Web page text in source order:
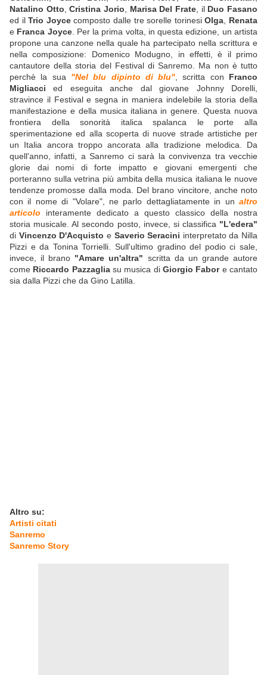
Natalino Otto ,Cristina Jorio Marisa Del Frate , il Duo Fasano
ed ilTrio Joycecomposto dalle tre sorelle torinesiOlga
Renata
e Franca Joyce. Per la prima volta, in questa edizione, un artista
propone una canzone nella quale ha partecipato nella scrittura e
nella composizione: Domenico Modugno, in effetti, è il primo
cantautore della storia del Festival di Sanremo. Ma non è tutto
perchè la sua "Nel blu dipinto di blu" , scritta con Franco
Migliacci ed eseguita anche dal giovane Johnny Dorelli,
stravince il Festival e segna in maniera indelebile la storia della
manifestazione e della musica italiana in genere. Questa nuova
frontiera della sonorità italica spalanca le porte alla
sperimentazione ed alla scoperta di nuove strade artistiche per
un Italia ancora troppo ancorata alla tradizione melodica. Da
quell'anno, infatti, a Sanremo ci sarà la convivenza tra vecchie
glorie dai nomi di forte impatto e giovani emergenti che
porteranno sulla vetrina più ambita della musica italiana le nuove
tendenze promosse dalla moda. Del brano vincitore, anche noto
con il nome di "Volare", ne parlo dettagliatamente in un altro
articolo interamente dedicato a questo classico della nostra
storia musicale. Al secondo posto, invece, si classifica "L'edera"
di Vincenzo D'Acquisto e Saverio Seracini interpretato da Nilla
Pizzi e da Tonina Torrielli. Sull'ultimo gradino del podio ci sale,
invece, il brano "Amare un'altra" scritta da un grande autore
come Riccardo Pazzagliasu musica diGiorgio Fabore cantato
sia dalla Pizzi che da Gino Latilla.
Altro su:
Artisti citati
Sanremo
Sanremo Story